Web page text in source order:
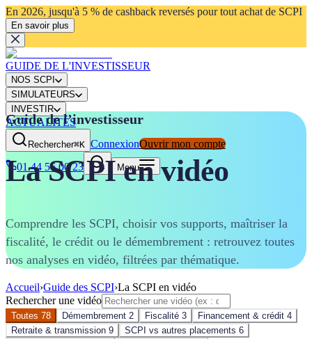
En 2026, jusqu'à 5 % de cashback reversés pour tout achat de SCPI
En savoir plus
GUIDE DE L'INVESTISSEUR
NOS SCPI
SIMULATEURS
INVESTIR
ACTUALITÉS
Rechercher⌘K ConnexionOuvrir mon compte
01 44 56 00 23
Menu
Guide de l’investisseur
La SCPI en vidéo
Comprendre les SCPI, choisir vos supports, maîtriser la
fiscalité, le crédit ou le démembrement : retrouvez toutes
nos analyses en vidéo, filtrées par thématique.
Accueil›Guide des SCPI›La SCPI en vidéo
Rechercher une vidéo
Toutes 78 Démembrement 2 Fiscalité 3 Financement & crédit 4
Retraite & transmission 9 SCPI vs autres placements 6